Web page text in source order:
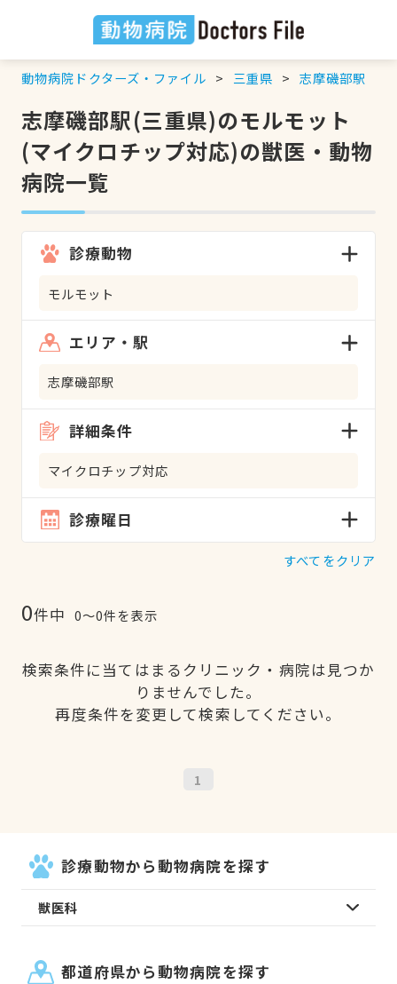
動物病院ドクターズ・ファイル 三重県 志摩磯部駅
志摩磯部駅(三重県)のモルモット
(マイクロチップ対応)の獣医・動物
病院一覧
診療動物
モルモット
エリア・駅
志摩磯部駅
詳細条件
マイクロチップ対応
診療曜日
すべてをクリア
0件中 0〜0件を表示
検索条件に当てはまるクリニック・病院は見つか
りませんでした。
再度条件を変更して検索してください。
1
診療動物から動物病院を探す
獣医科
都道府県から動物病院を探す